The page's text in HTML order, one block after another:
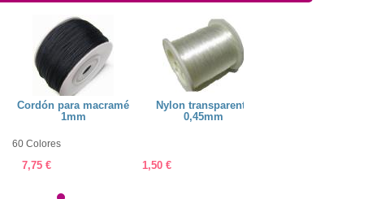
Cordón para macramé
1mm
60 Colores
7,75 €
Nylon transparente
0,45mm
1,50 €